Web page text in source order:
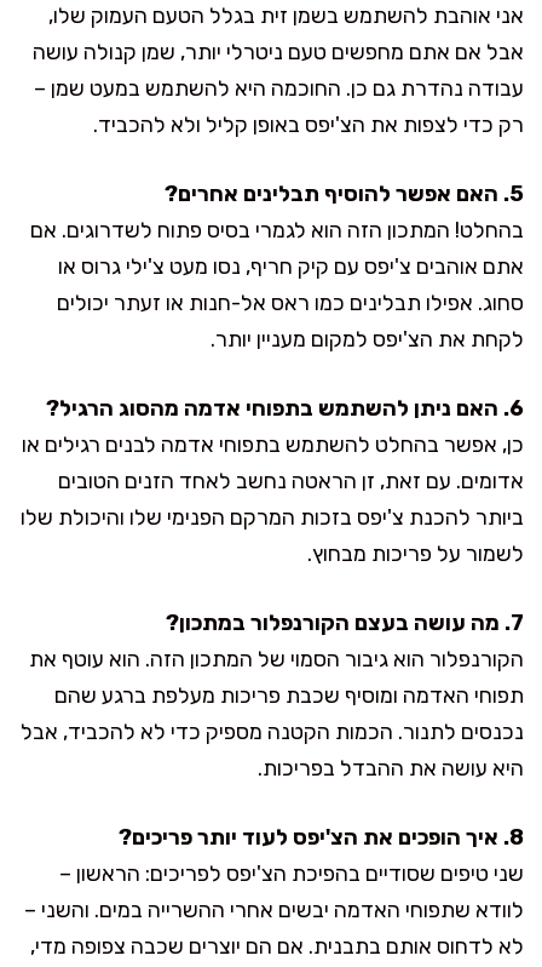
אני אוהבת להשתמש בשמן זית בגלל הטעם העמוק שלו,
אבל אם אתם מחפשים טעם ניטרלי יותר, שמן קנולה עושה
עבודה נהדרת גם כן. החוכמה היא להשתמש במעט שמן –
רק כדי לצפות את הצ'יפס באופן קליל ולא להכביד.
5. האם אפשר להוסיף תבלינים אחרים?
בהחלט! המתכון הזה הוא לגמרי בסיס פתוח לשדרוגים. אם
אתם אוהבים צ'יפס עם קיק חריף, נסו מעט צ'ילי גרוס או
סחוג. אפילו תבלינים כמו ראס אל-חנות או זעתר יכולים
לקחת את הצ'יפס למקום מעניין יותר.
6. האם ניתן להשתמש בתפוחי אדמה מהסוג הרגיל?
כן, אפשר בהחלט להשתמש בתפוחי אדמה לבנים רגילים או
אדומים. עם זאת, זן הראטה נחשב לאחד הזנים הטובים
ביותר להכנת צ'יפס בזכות המרקם הפנימי שלו והיכולת שלו
לשמור על פריכות מבחוץ.
7. מה עושה בעצם הקורנפלור במתכון?
הקורנפלור הוא גיבור הסמוי של המתכון הזה. הוא עוטף את
תפוחי האדמה ומוסיף שכבת פריכות מעלפת ברגע שהם
נכנסים לתנור. הכמות הקטנה מספיק כדי לא להכביד, אבל
היא עושה את ההבדל בפריכות.
8. איך הופכים את הצ'יפס לעוד יותר פריכים?
שני טיפים שסודיים בהפיכת הצ'יפס לפריכים: הראשון –
לוודא שתפוחי האדמה יבשים אחרי ההשרייה במים. והשני –
לא לדחוס אותם בתבנית. אם הם יוצרים שכבה צפופה מדי,